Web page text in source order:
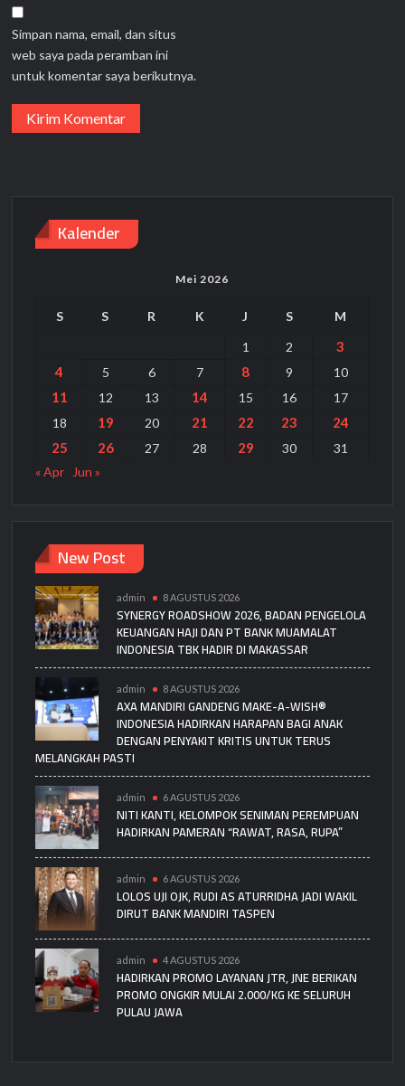
Simpan nama, email, dan situs
web saya pada peramban ini
untuk komentar saya berikutnya.
Kalender
Mei 2026
S S R K J S
M
1
2
3
4
5 6 7 8 9 10
11 12 13 14 15 16
17
18
19 20 21 22 23
24
25
26 27 28 29 30
31
« Apr
Jun »
New Post
admin 8 AGUSTUS 2026
SYNERGY ROADSHOW 2026, BADAN PENGELOLA
KEUANGAN HAJI DAN PT BANK MUAMALAT
INDONESIA TBK HADIR DI MAKASSAR
admin 8 AGUSTUS 2026
AXA MANDIRI GANDENG MAKE-A-WISH®
INDONESIA HADIRKAN HARAPAN BAGI ANAK
DENGAN PENYAKIT KRITIS UNTUK TERUS
MELANGKAH PASTI
admin 6 AGUSTUS 2026
NITI KANTI, KELOMPOK SENIMAN PEREMPUAN
HADIRKAN PAMERAN “RAWAT, RASA, RUPA”
admin 6 AGUSTUS 2026
LOLOS UJI OJK, RUDI AS ATURRIDHA JADI WAKIL
DIRUT BANK MANDIRI TASPEN
admin 4 AGUSTUS 2026
HADIRKAN PROMO LAYANAN JTR, JNE BERIKAN
PROMO ONGKIR MULAI 2.000/KG KE SELURUH
PULAU JAWA